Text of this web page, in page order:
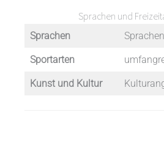
Sprachen und
Sprachen Sprachen
Sportarten
Kunst und Kultur